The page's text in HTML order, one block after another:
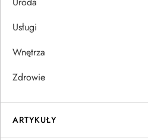
Usługi
Wnętrza
Zdrowie
ARTYKUŁY